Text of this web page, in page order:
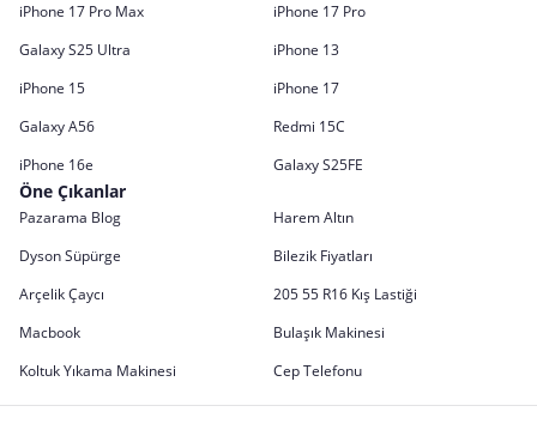
iPhone 17 Pro Max
iPhone 17 Pro
Galaxy S25 Ultra
iPhone 13
iPhone 15
iPhone 17
Galaxy A56
Redmi 15C
iPhone 16e
Galaxy S25FE
Öne Çıkanlar
Pazarama Blog
Harem Altın
Dyson Süpürge
Bilezik Fiyatları
Arçelik Çaycı
205 55 R16 Kış Lastiği
Macbook
Bulaşık Makinesi
Koltuk Yıkama Makinesi
Cep Telefonu